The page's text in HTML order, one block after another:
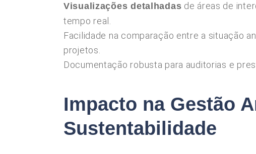
Visualizações detalhadas de áreas de
tempo real.
Facilidade na comparação entre a situação
projetos.
Documentação robusta para auditorias e
Impacto na Gestão
Sustentabilidade